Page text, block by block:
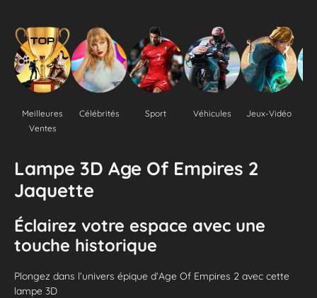
Meilleures
Ventes
Célébrités Sport Véhicules Jeux-Vidéo
Lampe 3D Age Of Empires 2
Jaquette
Éclairez votre espace avec une
touche historique
Plongez dans l’univers épique d’Age Of Empires 2 avec cette
lampe 3D